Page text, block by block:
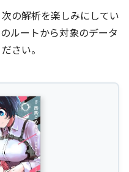
の解析を楽しみにしてい
ルートから対象のデータ
さい。